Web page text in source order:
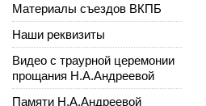
Материалы съездов ВКПБ
Наши реквизиты
Видео с траурной церемонии
прощания Н.А.Андреевой
Памяти Н.А.Андреевой